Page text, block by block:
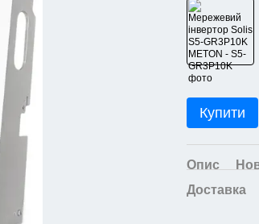
Купити
Опис
Доставка